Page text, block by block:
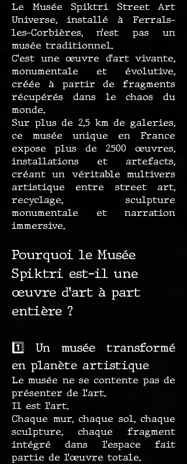
Le Musée Spiktri Street Art
Universe, installé à Ferrals-
les-Corbières, n’est pas un
musée traditionnel.
C’est une œuvre d’art vivante,
monumentale et évolutive,
créée à partir de fragments
récupérés dans le chaos du
monde.
Sur plus de 2,5 km de galeries,
ce musée unique en France
expose plus de 2500 œuvres,
installations et artefacts,
créant un véritable multivers
artistique entre street art,
recyclage, sculpture
monumentale et narration
immersive.
Pourquoi le Musée
Spiktri est-il une
œuvre d’art à part
entière ?
1️⃣ Un musée transformé
en planète artistique
Le musée ne se contente pas de
présenter de l’art.
Il est l’art.
Chaque mur, chaque sol, chaque
sculpture, chaque fragment
intégré dans l’espace fait
partie de l’œuvre totale.